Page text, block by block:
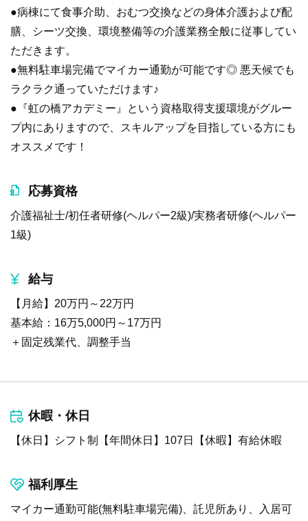
●病棟にて食事介助、おむつ交換などの身体介護および配
膳、シーツ交換、環境整備等の介護業務全般に従事してい
ただきます。
●無料駐車場完備でマイカー通勤が可能です◎ 悪天候でも
ラクラク通っていただけます♪
●『虹の橋アカデミー』という資格取得支援環境がグルー
プ内にありますので、スキルアップを目指している方にも
オススメです！
応募資格
介護福祉士/初任者研修(ヘルパー2級)/実務者研修(ヘルパー
1級)
給与
【月給】20万円～22万円
基本給：16万5,000円～17万円
＋固定残業代、調整手当
休暇・休日
【休日】シフト制【年間休日】107日【休暇】有給休暇
福利厚生
マイカー通勤可能(無料駐車場完備)、託児所あり、入居可